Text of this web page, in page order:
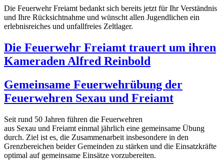
Die Feuerwehr Freiamt bedankt sich bereits jetzt für Ihr Verständnis
und Ihre Rücksichtnahme und wünscht allen Jugendlichen ein
erlebnisreiches und unfallfreies Zeltlager.
Die Feuerwehr Freiamt trauert um ihren
Kameraden Alfred Reinbold
Gemeinsame Feuerwehrübung der
Feuerwehren Sexau und Freiamt
Seit rund 50 Jahren führen die Feuerwehren
aus Sexau und Freiamt einmal jährlich eine gemeinsame Übung
durch. Ziel ist es, die Zusammenarbeit insbesondere in den
Grenzbereichen beider Gemeinden zu stärken und die Einsatzkräfte
optimal auf gemeinsame Einsätze vorzubereiten.